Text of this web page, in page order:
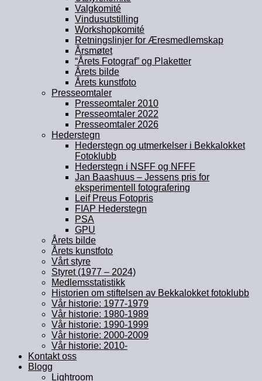
Valgkomité
Vindusutstilling
Workshopkomité
Retningslinjer for Æresmedlemskap
Årsmøtet
“Årets Fotograf” og Plaketter
Årets bilde
Årets kunstfoto
Presseomtaler
Presseomtaler 2010
Presseomtaler 2022
Presseomtaler 2026
Hederstegn
Hederstegn og utmerkelser i Bekkalokket
Fotoklubb
Hederstegn i NSFF og NFFF
Jan Baashuus – Jessens pris for
eksperimentell fotografering
Leif Preus Fotopris
FIAP Hederstegn
PSA
GPU
Årets bilde
Årets kunstfoto
Vårt styre
Styret (1977 – 2024)
Medlemsstatistikk
Historien om stiftelsen av Bekkalokket fotoklubb
Vår historie: 1977-1979
Vår historie: 1980-1989
Vår historie: 1990-1999
Vår historie: 2000-2009
Vår historie: 2010-
Kontakt oss
Blogg
Lightroom